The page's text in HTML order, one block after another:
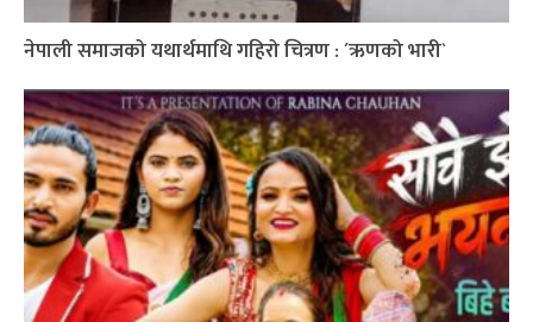
नेपाली समाजको यथार्थमाथि गहिरो चित्रण : ´ऋणको भारी`